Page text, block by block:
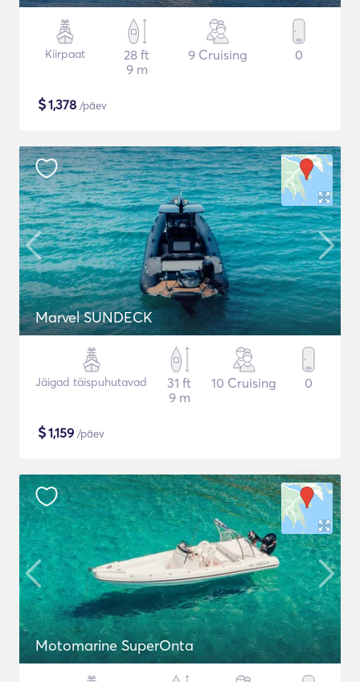
Kiirpaat
28 ft
9 m
9 Cruising 0
$1,378 /päev
Marvel SUNDECK
Jäigad täispuhutavad
31 ft
9 m
10 Cruising 0
$1,159 /päev
Motomarine SuperOnta